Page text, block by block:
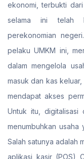
ekonomi, terbukti
selama ini telah
perekonomian
pelaku UMKM ini,
dalam mengelola
masuk dan kas
mendapat akses
Untuk itu,
menumbuhkan
Salah satunya adalah
aplikasi kasir (POS)